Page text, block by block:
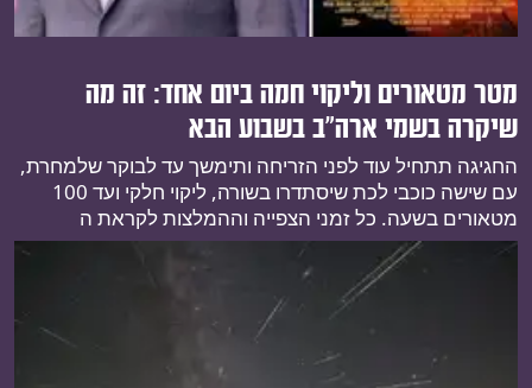
מטר מטאורים וליקוי חמה ביום אחד: זה מה
שיקרה בשמי ארה"ב בשבוע הבא
החגיגה תתחיל עוד לפני הזריחה ותימשך עד לבוקר שלמחרת,
עם שישה כוכבי לכת שיסתדרו בשורה, ליקוי חלקי ועד 100
מטאורים בשעה. כל זמני הצפייה וההמלצות לקראת ה